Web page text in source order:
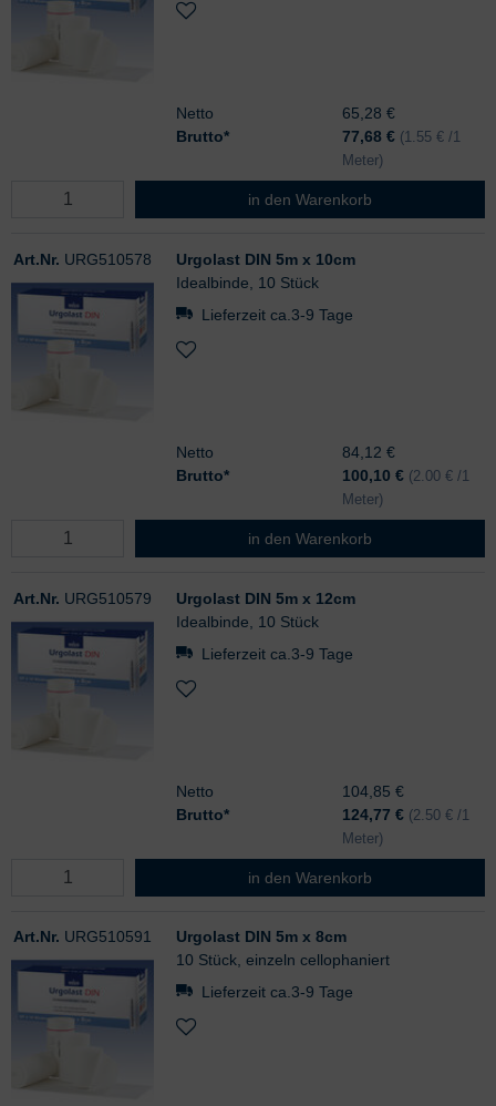
Netto
65,28 €
Brutto*
77,68 € (1.55 € /1
Meter)
Urgolast DIN 5m x 8cm
in den Warenkorb
Art.Nr. URG510578
Urgolast DIN 5m x 10cm
Idealbinde, 10 Stück
Lieferzeit ca.3-9 Tage
Netto
84,12 €
Brutto*
100,10 € (2.00 € /1
Meter)
Urgolast DIN 5m x 10cm
in den Warenkorb
Art.Nr. URG510579
Urgolast DIN 5m x 12cm
Idealbinde, 10 Stück
Lieferzeit ca.3-9 Tage
Netto
104,85 €
Brutto*
124,77 € (2.50 € /1
Meter)
Urgolast DIN 5m x 12cm
in den Warenkorb
Art.Nr. URG510591
Urgolast DIN 5m x 8cm
10 Stück, einzeln cellophaniert
Lieferzeit ca.3-9 Tage